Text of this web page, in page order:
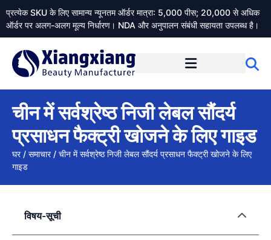
प्रत्येक SKU के लिए सामान्य न्यूनतम ऑर्डर मात्रा: 5,000 पीस; 20,000 से अधिक
ऑर्डर पर अलग-अलग मूल्य निर्धारण। NDA और अनुपालन संबंधी सहायता उपलब्ध है।
चीन में सर्वश्रेष्ठ निजी लेबल सौंदर्य
प्रसाधन फैक्ट्री खोजने के लिए गाइड
घर/ समाचार/ चीन में सर्वश्रेष्ठ निजी लेबल सौंदर्य प्रसाधन फैक्ट्री खोजने के लिए
गाइड
विषय-सूची